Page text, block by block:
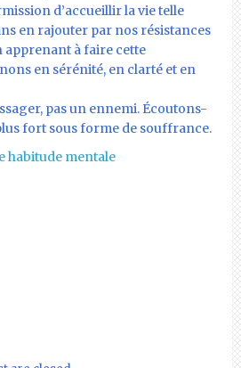
d’accueillir la vie telle
en rajouter par nos résistances
apprenant à faire cette
en sérénité, en clarté et en
pas un ennemi. Écoutons-
fort sous forme de souffrance.
habitude mentale